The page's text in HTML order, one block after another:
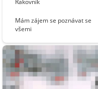
Mám zájem se poznávat se
všemi